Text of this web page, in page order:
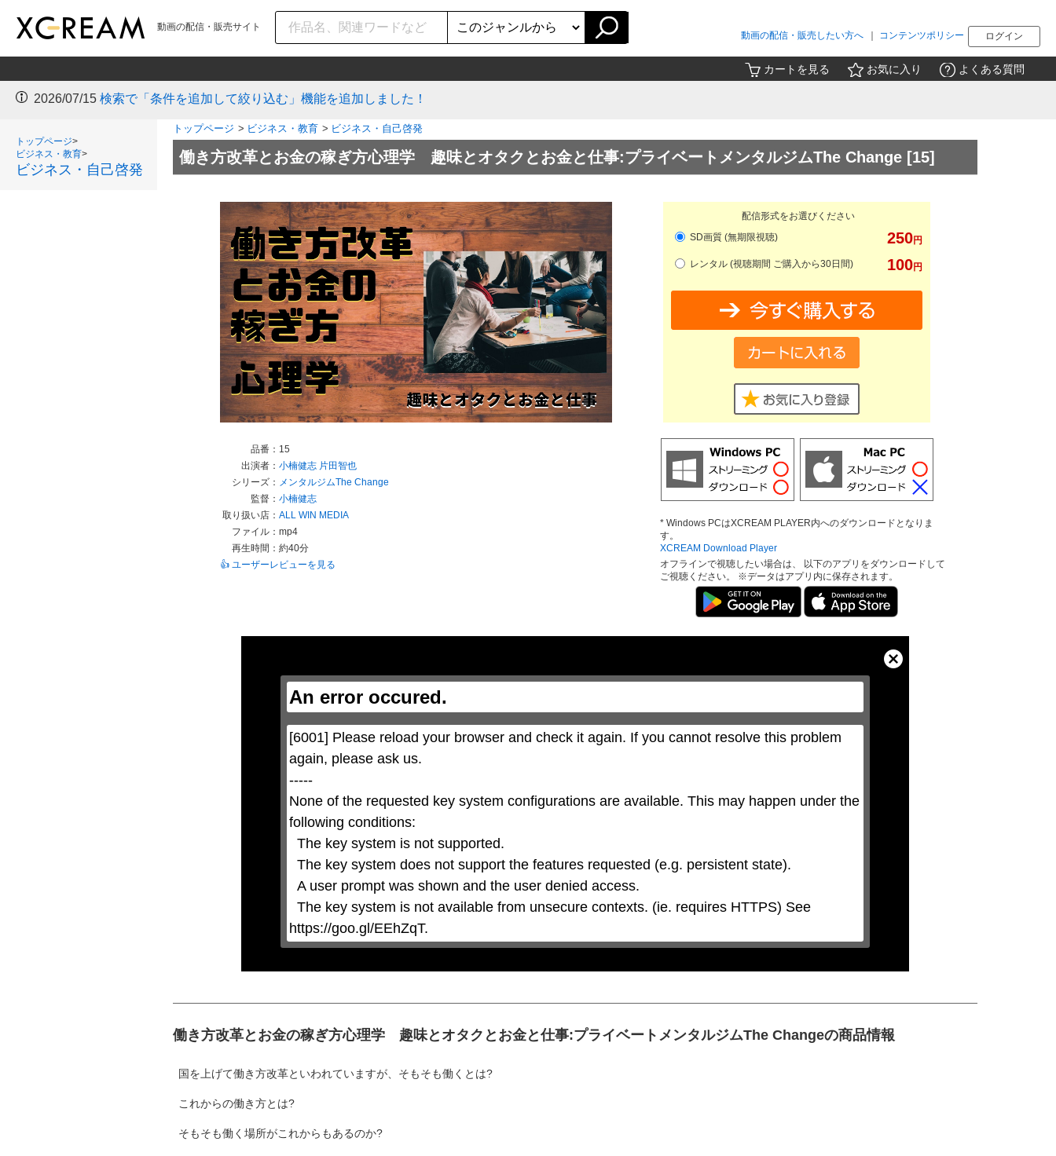
動画の配信・販売サイト
ログイン
コンテンツポリシー
動画の配信・販売したい方へ
カートを見る お気に入り よくある質問
2026/07/15 検索で「条件を追加して絞り込む」機能を追加しました！
トップページ>
ビジネス・教育>
ビジネス・自己啓発
トップページ > ビジネス・教育 > ビジネス・自己啓発
働き方改革とお金の稼ぎ方心理学 趣味とオタクとお金と仕事:プライベートメンタルジムThe Change [15]
品番： 15
出演者： 小楠健志 片田智也
シリーズ： メンタルジムThe Change
監督： 小楠健志
取り扱い店： ALL WIN MEDIA
ファイル： mp4
再生時間： 約40分
👍 ユーザーレビューを見る
配信形式をお選びください
250円
SD画質 (無期限視聴)
100円
レンタル (視聴期間 ご購入から30日間)
* Windows PCはXCREAM PLAYER内へのダウンロードとなりま
す。
XCREAM Download Player
オフラインで視聴したい場合は、 以下のアプリをダウンロードして
ご視聴ください。 ※データはアプリ内に保存されます。
An error occured.
[6001] Please reload your browser and check it again. If you cannot resolve this problem
again, please ask us.
-----
None of the requested key system configurations are available. This may happen under the
following conditions:
https://goo.gl/EEhZqT.
Close
Modal
Dialog
働き方改革とお金の稼ぎ方心理学 趣味とオタクとお金と仕事:プライベートメンタルジムThe Changeの商品情報
国を上げて働き方改革といわれていますが、そもそも働くとは?
これからの働き方とは?
そもそも働く場所がこれからもあるのか?